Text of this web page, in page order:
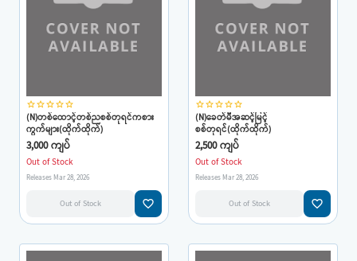
star_borderstar_borderstar_borderstar_borderstar_border
(N)တစ်ထောင့်တစ်ညစစ်တုရင်ကစား
ကွက်များ(ထိုက်ထိုက်)
3,000 ကျပ်
Out of Stock
Releases Mar 28, 2026
Out of Stock favorite_border
star_borderstar_borderstar_borderstar_borderstar_border
(N)ခေတ်မီအဆင့်မြင့်
စစ်တုရင်(ထိုက်ထိုက်)
2,500 ကျပ်
Out of Stock
Releases Mar 28, 2026
Out of Stock favorite_border